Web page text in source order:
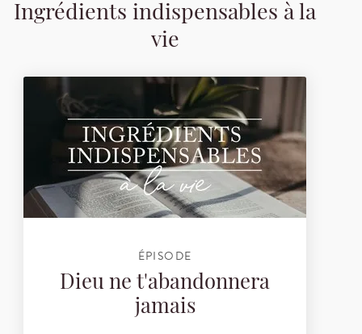
Ingrédients indispensables à la
vie
ÉPISODE
Dieu ne t'abandonnera
jamais